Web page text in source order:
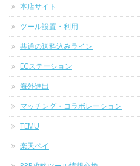
本店サイト
ツール設置・利用
共通の送料込みライン
ECステーション
海外進出
マッチング・コラボレーション
TEMU
楽天ペイ